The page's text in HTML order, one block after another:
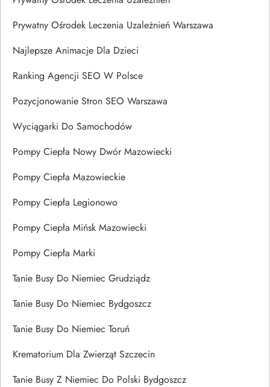
Prywatny Ośrodek Leczenia Uzależnień Warszawa
Najlepsze Animacje Dla Dzieci
Ranking Agencji SEO W Polsce
Pozycjonowanie Stron SEO Warszawa
Wyciągarki Do Samochodów
Pompy Ciepła Nowy Dwór Mazowiecki
Pompy Ciepła Mazowieckie
Pompy Ciepła Legionowo
Pompy Ciepła Mińsk Mazowiecki
Pompy Ciepła Marki
Tanie Busy Do Niemiec Grudziądz
Tanie Busy Do Niemiec Bydgoszcz
Tanie Busy Do Niemiec Toruń
Krematorium Dla Zwierząt Szczecin
Tanie Busy Z Niemiec Do Polski Bydgoszcz